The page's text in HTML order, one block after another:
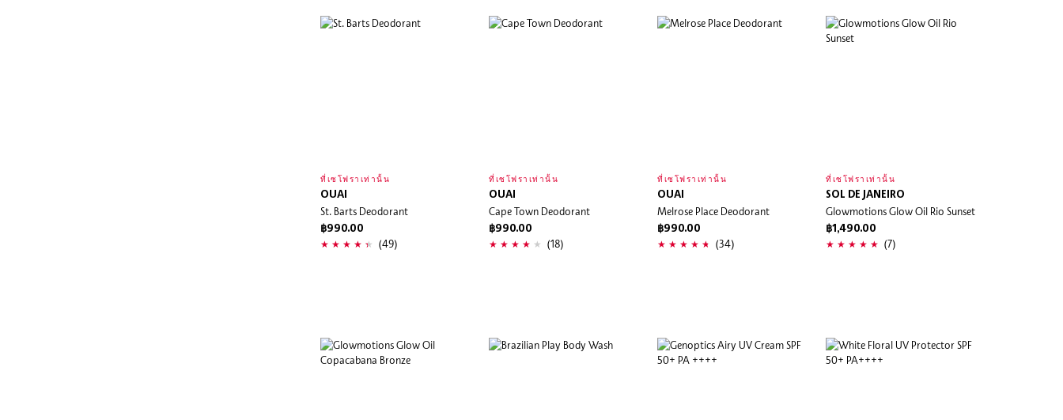
ที่เซโฟราเท่านั้น
OUAI
St. Barts Deodorant
฿990.00
(49)
ที่เซโฟราเท่านั้น
OUAI
Cape Town Deodorant
฿990.00
(18)
ที่เซโฟราเท่านั้น
OUAI
Melrose Place Deodorant
฿990.00
(34)
ที่เซโฟราเท่านั้น
SOL DE JANEIRO
Glowmotions Glow Oil Rio Sunset
฿1,490.00
(7)